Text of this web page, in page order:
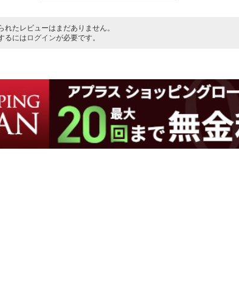
れたレビューはまだありません。
るには ログインが必要です。